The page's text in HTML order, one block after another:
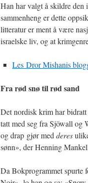
Han har valgt å skildre den
sammenheng er dette
litteratur er ment å være
israelske liv, og at
Les Dror Mishanis
Fra rød snø til rød sand
Det nordisk krim har
tatt med seg fra Sjöwall og
og drap gjør med deres
sønn», der Henning
Da Bokprogrammet spurte